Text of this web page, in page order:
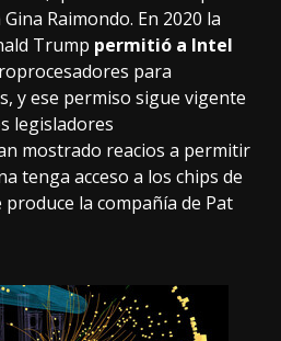
Raimondo. En 2020 la
Trump permitió a Intel
para
y ese permiso sigue vigente
legisladores
mostrado reacios a permitir
tenga acceso a los chips de
la compañía de Pat